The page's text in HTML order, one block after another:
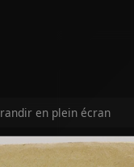
en plein écran